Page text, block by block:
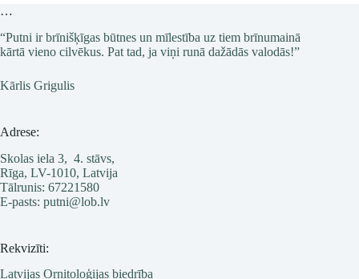
Spatula clypeata
Pelēkā pīle
Mareca strepera
Baltvēderis
Meža pīle
Anas platyrhynchos
Anas acuta
…
“Putni ir brīnišķīgas būtnes un mīlestība uz tiem brīnumainā
kārtā vieno cilvēkus. Pat tad, ja viņi runā dažādās valodās!”
Kārlis Grigulis
Adrese:
Skolas iela 3, 4. stāvs,
Rīga, LV-1010, Latvija
Tālrunis: 67221580
E-pasts: putni@lob.lv
Rekvizīti:
Latvijas Ornitoloģijas biedrība